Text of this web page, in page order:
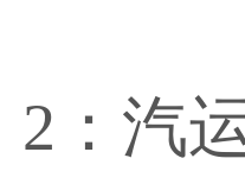
2：汽